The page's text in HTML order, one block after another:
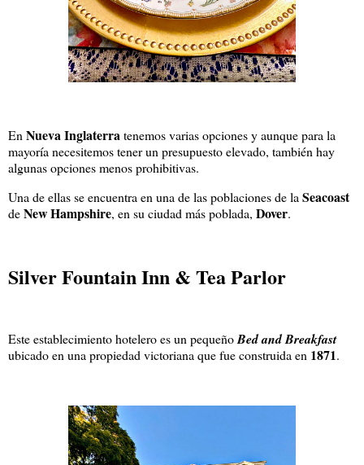
EnNueva Inglaterratenemos varias opciones y aunque para la
mayoría necesitemos tener un presupuesto elevado, también hay
algunas opciones menos prohibitivas.
Una de ellas se encuentra en una de las poblaciones de la Seacoast
deNew Hampshire, en su ciudad más poblada, Dover.
Silver Fountain Inn & Tea Parlor
Este establecimiento hotelero es un pequeñoBed and Breakfast
ubicado en una propiedad victoriana que fue construida en 1871.